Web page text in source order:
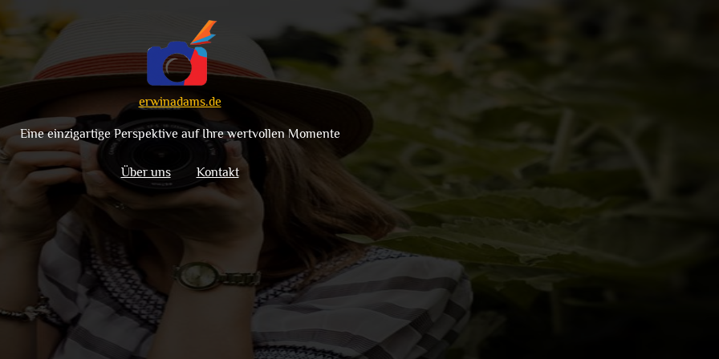
erwinadams.de
Eine einzigartige Perspektive auf Ihre wertvollen Momente
Über uns Kontakt